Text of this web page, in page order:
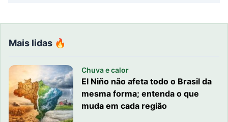
Mais lidas 🔥
Chuva e calor
El Niño não afeta todo o Brasil da
mesma forma; entenda o que
muda em cada região